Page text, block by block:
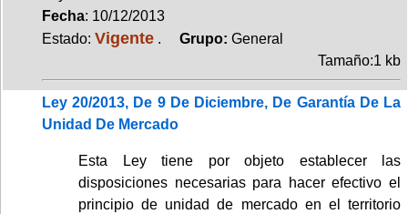
Fecha: 10/12/2013
Estado: Vigente . Grupo: General
Tamaño:1 kb
Ley 20/2013, De 9 De Diciembre, De Garantía De La
Unidad De Mercado
Esta Ley tiene por objeto establecer las
disposiciones necesarias para hacer efectivo el
principio de unidad de mercado en el territorio